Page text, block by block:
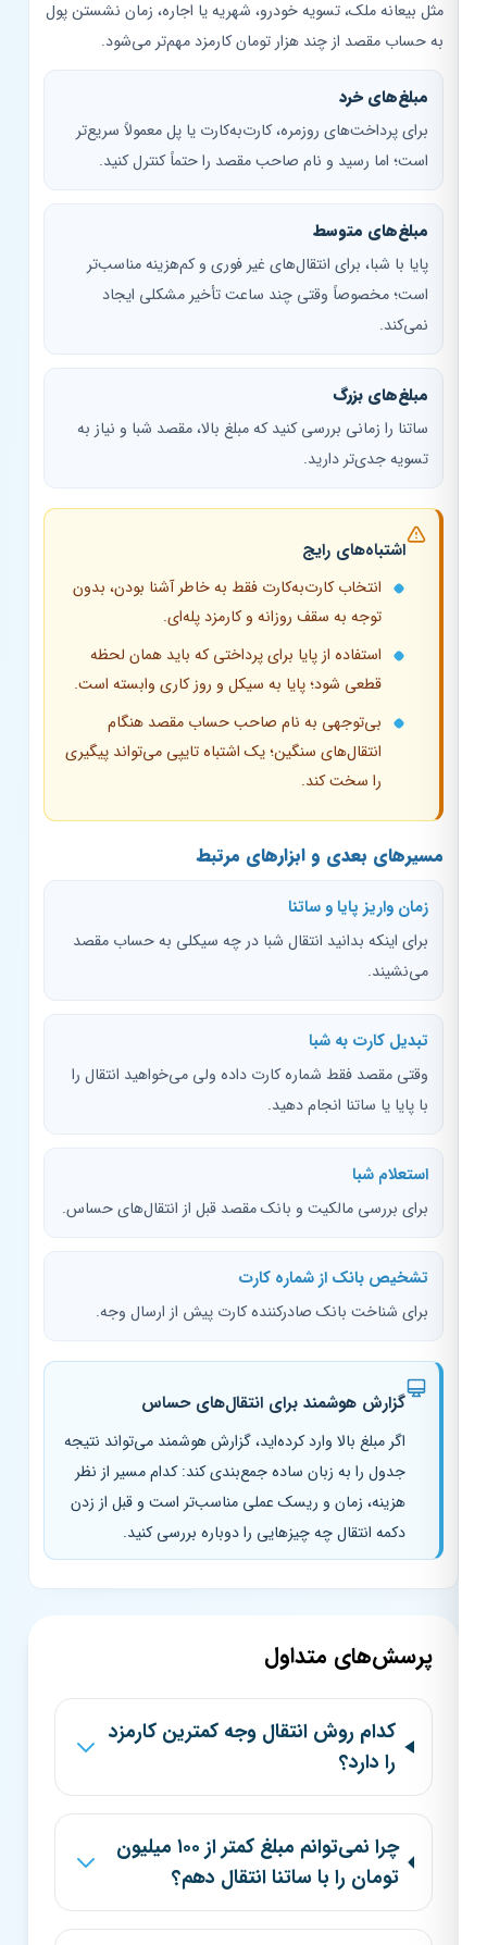
مثل بیعانه ملک، تسویه خودرو، شهریه یا اجاره، زمان نشستن پول
به حساب مقصد از چند هزار تومان کارمزد مهم‌تر می‌شود.
مبلغ‌های خرد
برای پرداخت‌های روزمره، کارت‌به‌کارت یا پل معمولاً سریع‌تر
است؛ اما رسید و نام صاحب مقصد را حتماً کنترل کنید.
مبلغ‌های متوسط
پایا با شبا، برای انتقال‌های غیر فوری و کم‌هزینه مناسب‌تر
است؛ مخصوصاً وقتی چند ساعت تأخیر مشکلی ایجاد
نمی‌کند.
مبلغ‌های بزرگ
ساتنا را زمانی بررسی کنید که مبلغ بالا، مقصد شبا و نیاز به
تسویه جدی‌تر دارید.
اشتباه‌های رایج
انتخاب کارت‌به‌کارت فقط به خاطر آشنا بودن، بدون
توجه به سقف روزانه و کارمزد پله‌ای.
استفاده از پایا برای پرداختی که باید همان لحظه
قطعی شود؛ پایا به سیکل و روز کاری وابسته است.
بی‌توجهی به نام صاحب حساب مقصد هنگام
انتقال‌های سنگین؛ یک اشتباه تایپی می‌تواند پیگیری
را سخت کند.
مسیرهای بعدی و ابزارهای مرتبط
زمان واریز پایا و ساتنا
برای اینکه بدانید انتقال شبا در چه سیکلی به حساب مقصد
می‌نشیند.
تبدیل کارت به شبا
وقتی مقصد فقط شماره کارت داده ولی می‌خواهید انتقال را
با پایا یا ساتنا انجام دهید.
استعلام شبا
برای بررسی مالکیت و بانک مقصد قبل از انتقال‌های حساس.
تشخیص بانک از شماره کارت
برای شناخت بانک صادرکننده کارت پیش از ارسال وجه.
گزارش هوشمند برای انتقال‌های حساس
اگر مبلغ بالا وارد کرده‌اید، گزارش هوشمند می‌تواند نتیجه
جدول را به زبان ساده جمع‌بندی کند: کدام مسیر از نظر
هزینه، زمان و ریسک عملی مناسب‌تر است و قبل از زدن
دکمه انتقال چه چیزهایی را دوباره بررسی کنید.
پرسش‌های متداول
کدام روش انتقال وجه کمترین کارمزد
را دارد؟
چرا نمی‌توانم مبلغ کمتر از ۱۰۰ میلیون
تومان را با ساتنا انتقال دهم؟